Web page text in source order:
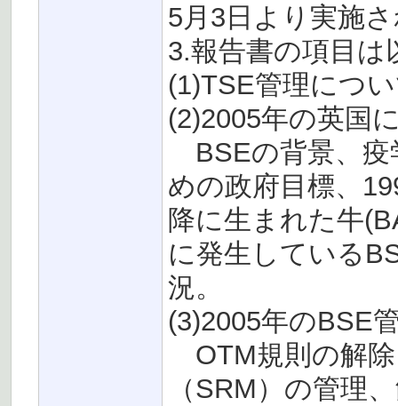
5月3日より実施
3.報告書の項目は
(1)TSE管理につ
(2)2005年の英国
BSEの背景、疫
めの政府目標、
降に生まれた牛
に発生している
況。
(3)2005年のBSE
OTM規則の解除
（SRM）の管理